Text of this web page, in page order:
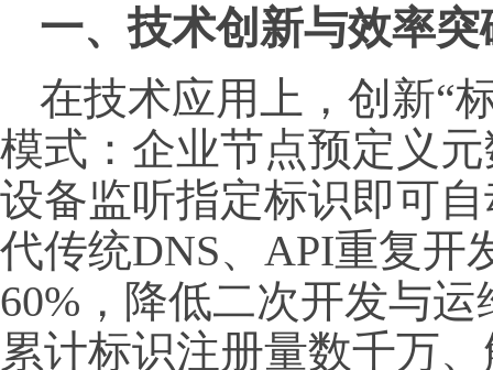
一、技术创新与效率突
在技术应用上，创新“
模式：企业节点预定义
设备监听指定标识即可
代传统DNS、API重复开
60%，降低二次开发与
累计标识注册量数千万